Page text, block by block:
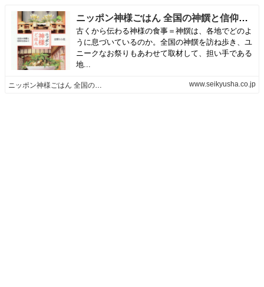
ニッポン神様ごはん 全国の神饌と信仰を訪ねて | - 吉野 りり花（著）
古くから伝わる神様の食事＝神饌は、各地でどのよ
うに息づいているのか。全国の神饌を訪ね歩き、ユ
ニークなお祭りもあわせて取材して、担い手である
地...
ニッポン神様ごはん 全国の神饌と信仰を訪ねて | 青弓社 www.seikyusha.co.jp